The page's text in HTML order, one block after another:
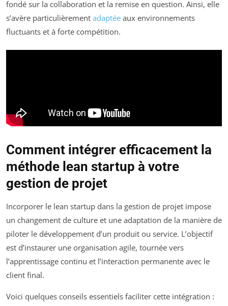
fondé sur la collaboration et la remise en question. Ainsi, elle
s’avère particulièrement adaptée aux environnements
fluctuants et à forte compétition.
Comment intégrer efficacement la
méthode lean startup à votre
gestion de projet
Incorporer le lean startup dans la gestion de projet impose
un changement de culture et une adaptation de la manière de
piloter le développement d’un produit ou service. L’objectif
est d’instaurer une organisation agile, tournée vers
l’apprentissage continu et l’interaction permanente avec le
client final.
Voici quelques conseils essentiels faciliter cette intégration :